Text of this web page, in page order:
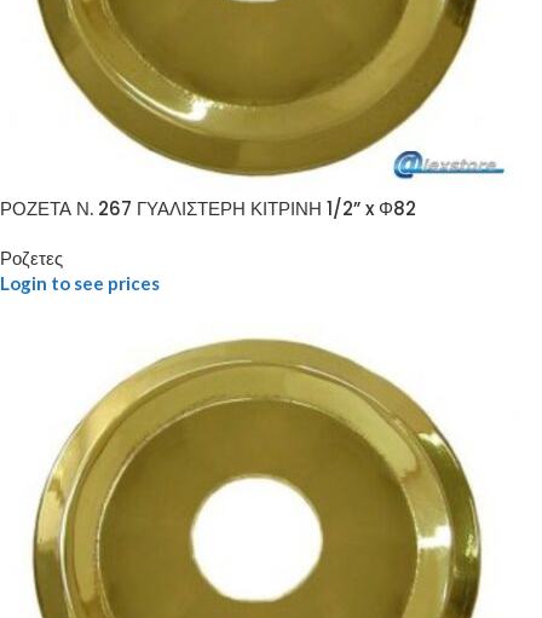
ΡΟΖΕΤΑ Ν. 267 ΓΥΑΛΙΣΤΕΡΗ ΚΙΤΡΙΝΗ 1/2” x Φ82
Ροζετες
Login to see prices